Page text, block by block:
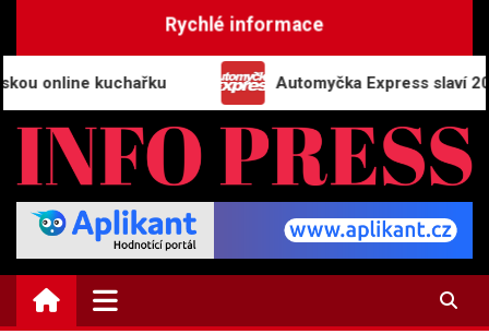
Rychlé informace
kuchařku Automyčka Express slaví 20 let na
INFO-PRESS.CZ
Zpravodajský magazín